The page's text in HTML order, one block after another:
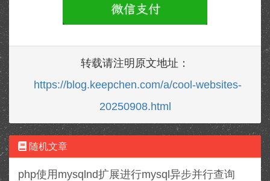
转载请注明原文地址：
https://blog.keepchen.com/a/cool-websites-
20250908.html
随机文章
php使用mysqlnd扩展进行mysql异步并行查询